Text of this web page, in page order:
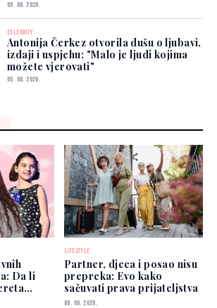
09. 08. 2026.
CELEBRITY
Antonija Čerkez otvorila dušu o ljubavi,
izdaji i uspjehu: "Malo je ljudi kojima
možete vjerovati"
05. 08. 2026.
Da li
LIFESTYLE
Partner, djeca i posao nisu
prepreka: Evo kako
sačuvati prava prijateljstva
06. 08. 2026.